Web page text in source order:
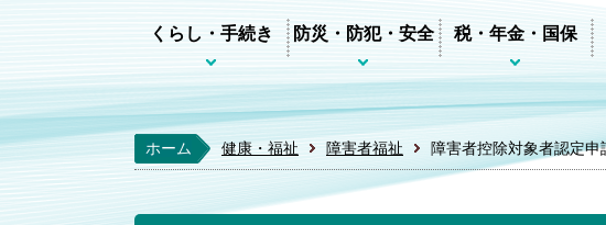
くらし・手続き 防災・防犯・安全 税・年金・国保
ホーム 健康・福祉 障害者福祉 障害者控除対象者認定申